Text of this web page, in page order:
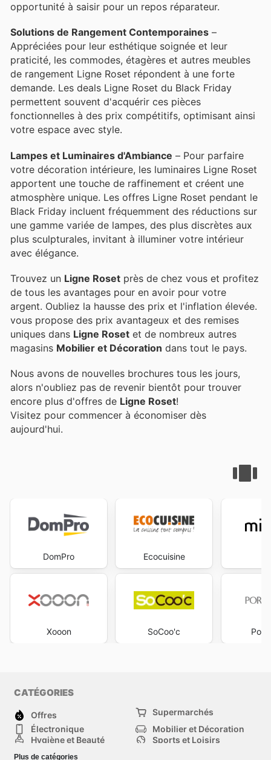
opportunité à saisir pour un repos réparateur.
Solutions de Rangement Contemporaines –
Appréciées pour leur esthétique soignée et leur
praticité, les commodes, étagères et autres meubles
de rangement Ligne Roset répondent à une forte
demande. Les deals Ligne Roset du Black Friday
permettent souvent d'acquérir ces pièces
fonctionnelles à des prix compétitifs, optimisant ainsi
votre espace avec style.
Lampes et Luminaires d'Ambiance – Pour parfaire
votre décoration intérieure, les luminaires Ligne Roset
apportent une touche de raffinement et créent une
atmosphère unique. Les offres Ligne Roset pendant le
Black Friday incluent fréquemment des réductions sur
une gamme variée de lampes, des plus discrètes aux
plus sculpturales, invitant à illuminer votre intérieur
avec élégance.
Trouvez un Ligne Roset près de chez vous et profitez
de tous les avantages pour en avoir pour votre
argent. Oubliez la hausse des prix et l'inflation élevée.
vous propose des prix avantageux et des remises
uniques dans Ligne Roset et de nombreux autres
magasins Mobilier et Décoration dans tout le pays.
Nous avons de nouvelles brochures tous les jours,
alors n'oubliez pas de revenir bientôt pour trouver
encore plus d'offres de Ligne Roset!
Visitez pour commencer à économiser dès
aujourd'hui.
DomPro
Xooon
Ecocuisine
SoCoo'c
CATÉGORIES
Offres
Supermarchés
Électronique
Mobilier et Décoration
Hygiène et Beauté
Sports et Loisirs
Mode
Plus de catégories